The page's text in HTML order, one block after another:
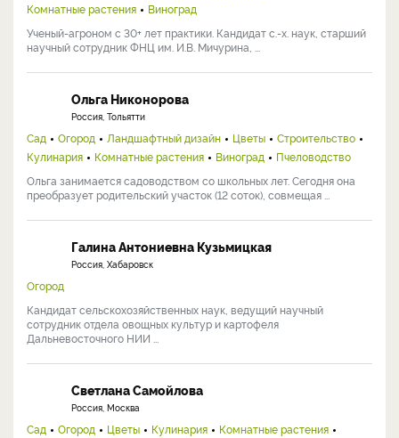
Комнатные растения
Виноград
Ученый-агроном с 30+ лет практики. Кандидат с.-х. наук, старший
научный сотрудник ФНЦ им. И.В. Мичурина, ...
Ольга Никонорова
Россия, Тольятти
Сад Огород Ландшафтный дизайн Цветы
Строительство
Кулинария
Комнатные растения Виноград
Пчеловодство
Ольга занимается садоводством со школьных лет. Сегодня она
преобразует родительский участок (12 соток), совмещая ...
Галина Антониевна Кузьмицкая
Россия, Хабаровск
Огород
Кандидат сельскохозяйственных наук, ведущий научный
сотрудник отдела овощных культур и картофеля
Дальневосточного НИИ ...
Светлана Самойлова
Россия, Москва
Сад Огород Цветы Кулинария
Комнатные растения